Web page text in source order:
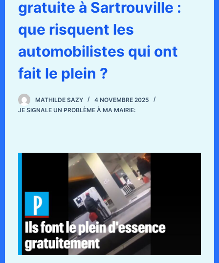
gratuite à Sartrouville :
que risquent les
automobilistes qui ont
fait le plein ?
MATHILDE SAZY
4 NOVEMBRE 2025
JE SIGNALE UN PROBLÈME À MA MAIRIE: